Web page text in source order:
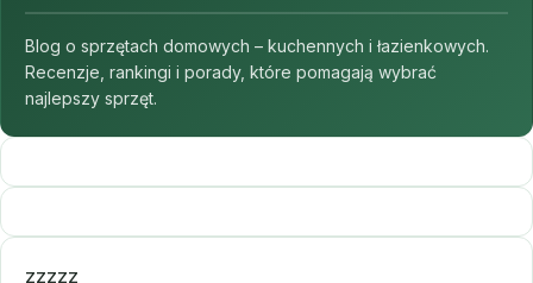
Blog o sprzętach domowych – kuchennych i łazienkowych.
Recenzje, rankingi i porady, które pomagają wybrać
najlepszy sprzęt.
zzzzz